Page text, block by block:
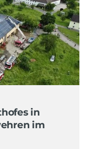
in
im